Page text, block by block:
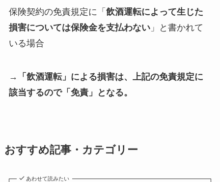
保険契約の免責規定に「 飲酒運転によって生じた
損害については保険金を支払わない」と書かれて
いる場合
→「飲酒運転」による損害は、上記の免責規定に
該当するので「免責」となる。
おすすめ記事・カテゴリー
あわせて読みたい